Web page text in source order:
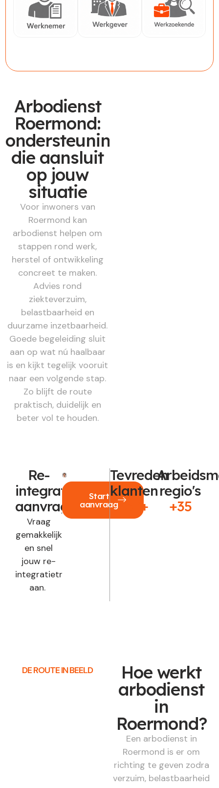
Arbodienst
Roermond:
ondersteuning
die aansluit
op jouw
situatie
Voor inwoners van
Roermond kan
arbodienst helpen om
stappen rond werk,
herstel of ontwikkeling
concreet te maken.
Advies rond
ziekteverzuim,
belastbaarheid en
duurzame inzetbaarheid.
Goede begeleiding sluit
aan op wat nú haalbaar
is en kijkt tegelijk vooruit
naar een volgende stap.
Zo blijft de route
praktisch, duidelijk en
beter vol te houden.
Re-
integratie
aanvragen?
Vraag
gemakkelijk
en snel
jouw re-
integratietraject
aan.
Start
aanvraag
Tevreden
klanten
250+
regio's
+35
DE ROUTE IN BEELD Hoe werkt
arbodienst
in
Roermond?
Een arbodienst in
Roermond is er om
richting te geven zodra
verzuim, belastbaarheid